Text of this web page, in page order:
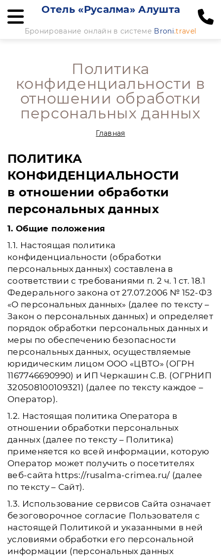
Отель «Русалма» Алушта
Бронирование онлайн в системе Broni.travel
Политика
конфиденциальности в
отношении обработки
персональных данных
Главная
ПОЛИТИКА
КОНФИДЕНЦИАЛЬНОСТИ
в отношении обработки
персональных данных
1. Общие положения
1.1. Настоящая политика
конфиденциальности (обработки
персональных данных) составлена в
соответствии с требованиями п. 2 ч. 1 ст. 18.1
Федерального закона от 27.07.2006 № 152-ФЗ
«О персональных данных» (далее по тексту –
Закон о персональных данных) и определяет
порядок обработки персональных данных и
меры по обеспечению безопасности
персональных данных, осуществляемые
юридическим лицом ООО «ЦВТО» (ОГРН
1167746690990) и ИП Черкашин С.В. (ОГРНИП
320508100109321) (далее по тексту каждое –
Оператор).
1.2. Настоящая политика Оператора в
отношении обработки персональных
данных (далее по тексту – Политика)
применяется ко всей информации, которую
Оператор может получить о посетителях
веб-сайта https://rusalma-crimea.ru/ (далее
по тексту – Сайт).
1.3. Использование сервисов Сайта означает
безоговорочное согласие Пользователя с
настоящей Политикой и указанными в ней
условиями обработки его персональной
информации (персональных данных